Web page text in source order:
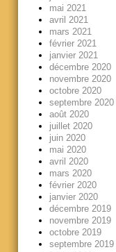
mai 2021
avril 2021
mars 2021
février 2021
janvier 2021
décembre 2020
novembre 2020
octobre 2020
septembre 2020
août 2020
juillet 2020
juin 2020
mai 2020
avril 2020
mars 2020
février 2020
janvier 2020
décembre 2019
novembre 2019
octobre 2019
septembre 2019